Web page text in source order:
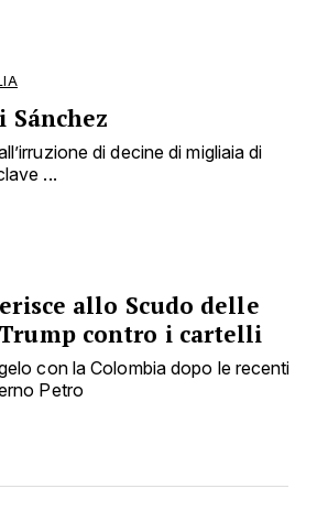
Sánchez
di decine di migliaia di
...
allo Scudo delle
contro i cartelli
con la Colombia dopo le recenti
Petro